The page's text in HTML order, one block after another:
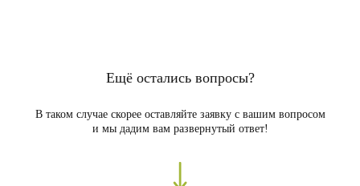
Ещё остались вопросы?
В таком случае скорее оставляйте заявку с вашим вопросом
и мы дадим вам развернутый ответ!